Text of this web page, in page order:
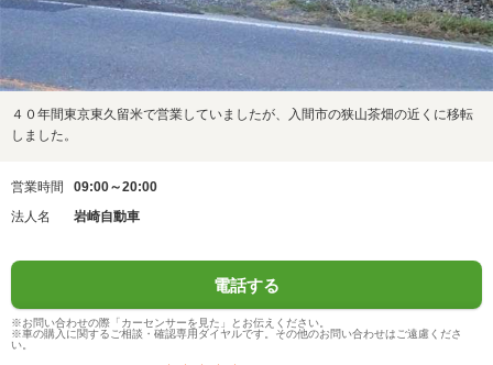
４０年間東京東久留米で営業していましたが、入間市の狭山茶畑の近くに移転
しました。
営業時間
09:00～20:00
法人名
岩崎自動車
電話する
※お問い合わせの際「カーセンサーを見た」とお伝えください。
※車の購入に関するご相談・確認専用ダイヤルです。その他のお問い合わせはご遠慮くださ
い。